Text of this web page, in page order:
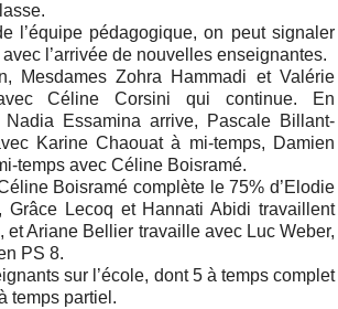
l’équipe pédagogique, on peut signaler
l’arrivée de nouvelles enseignantes.
Mesdames Zohra Hammadi et Valérie
Céline Corsini qui continue. En
Nadia Essamina arrive, Pascale Billant-
Karine Chaouat à mi-temps, Damien
temps avec Céline Boisramé.
Boisramé complète le 75% d’Elodie
Grâce Lecoq et Hannati Abidi travaillent
et Ariane Bellier travaille avec Luc Weber,
PS 8.
sur l’école, dont 5 à temps complet
temps partiel.